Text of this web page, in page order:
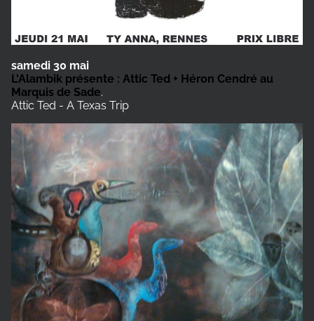
samedi 30 mai
L'Alambik présente : Attic Ted + Héron Cendré au
Marquis de Sade.
Attic Ted - A Texas Trip